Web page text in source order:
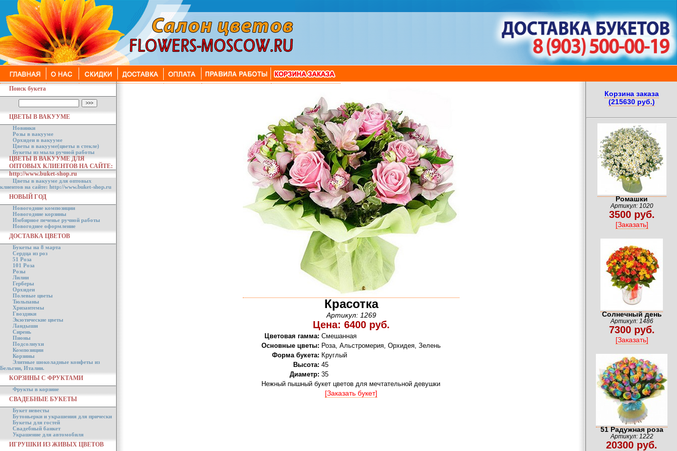
Поиск букета
ЦВЕТЫ В ВАКУУМЕ
Новинки
Розы в вакууме
Орхидеи в вакууме
Цветы в вакууме(цветы в стекле)
Букеты из мыла ручной работы
ЦВЕТЫ В ВАКУУМЕ ДЛЯ
ОПТОВЫХ КЛИЕНТОВ НА САЙТЕ:
http://www.buket-shop.ru
Цветы в вакууме для оптовых
клиентов на сайте: http://www.buket-shop.ru
НОВЫЙ ГОД
Новогодние композиции
Новогодние корзины
Имбирное печенье ручной работы
Новогоднее оформление
ДОСТАВКА ЦВЕТОВ
Букеты на 8 марта
Сердца из роз
51 Роза
101 Роза
Розы
Лилии
Герберы
Орхидеи
Полевые цветы
Тюльпаны
Хризантемы
Гвоздики
Экзотические цветы
Ландыши
Сирень
Пионы
Подсолнухи
Композиции
Корзины
Элитные шоколадные конфеты из
Бельгии, Италии.
КОРЗИНЫ С ФРУКТАМИ
Фрукты в корзине
СВАДЕБНЫЕ БУКЕТЫ
Букет невесты
Бутоньерки и украшения для прически
Букеты для гостей
Свадебный банкет
Украшение для автомобиля
ИГРУШКИ ИЗ ЖИВЫХ ЦВЕТОВ
Красотка
Артикул: 1269
Цена: 6400 руб.
Цветовая гамма: Смешанная
Основные цветы: Роза, Альстромерия, Орхидея, Зелень
Форма букета: Круглый
Высота: 45
Диаметр: 35
Нежный пышный букет цветов для мечтательной девушки
[Заказать букет]
Корзина заказа
(215630 руб.)
Ромашки
Артикул: 1020
3500 руб.
[Заказать]
Солнечный день
Артикул: 1486
7300 руб.
[Заказать]
51 Радужная роза
Артикул: 1222
20300 руб.